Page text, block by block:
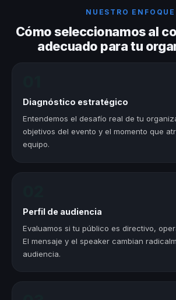
NUESTRO ENFOQUE
Cómo seleccionamos al
adecuado para tu
Diagnóstico estratégico
Entendemos el desafío real de tu
objetivos del evento y el momento que
equipo.
Perfil de audiencia
Evaluamos si tu público es directivo,
El mensaje y el speaker cambian
audiencia.